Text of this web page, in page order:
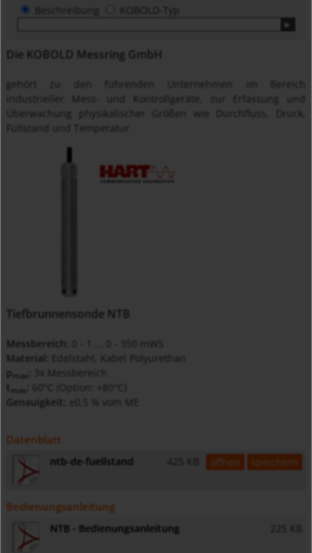
KOBOLD-Typ
Die KOBOLD Messring GmbH
gehört zu den führenden Unternehmen im Bereich
industrieller Mess- und Kontrollgeräte, zur Erfassung und
Überwachung physikalischer Größen wie Durchfluss, Druck,
Tiefbrunnensonde NTB
Messbereich:
0 - 1 ... 0 - 350 mWS
Material:
Edelstahl, Kabel Polyurethan
p
max
3x Messbereich
t
max
60°C (Option: +80°C)
Genauigkeit:
±0,5 % vom ME
Datenblatt
ntb-de-fuellstand 425 KB öffnen speichern
Bedienungsanleitung
NTB - Bedienungsanleitung 225 KB